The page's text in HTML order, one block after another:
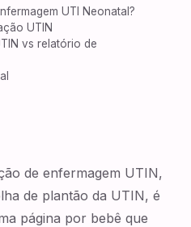
UTI Neonatal?
UTIN
vs relatório de
de enfermagem UTIN,
de plantão da UTIN, é
página por bebê que